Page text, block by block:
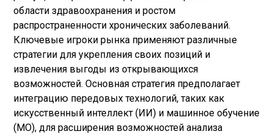
области здравоохранения и ростом
распространенности хронических заболеваний.
Ключевые игроки рынка применяют различные
стратегии для укрепления своих позиций и
извлечения выгоды из открывающихся
возможностей. Основная стратегия предполагает
интеграцию передовых технологий, таких как
искусственный интеллект (ИИ) и машинное обучение
(МО), для расширения возможностей анализа